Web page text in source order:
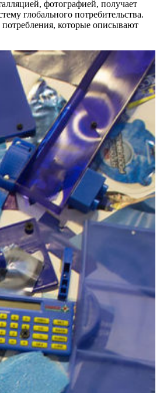
фотографией, получает
глобального потребительства.
которые описывают